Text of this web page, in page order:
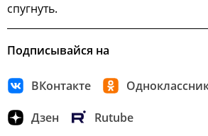
спугнуть.
Подписывайся на
ВКонтакте
Дзен Rutube